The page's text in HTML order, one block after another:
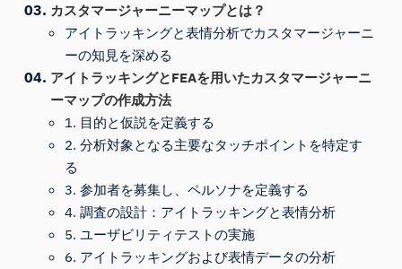
カスタマージャーニーマップとは？
アイトラッキングと表情分析でカスタマージャーニ
ーの知見を深める
アイトラッキングとFEAを用いたカスタマージャーニ
ーマップの作成方法
1. 目的と仮説を定義する
2. 分析対象となる主要なタッチポイントを特定す
る
3. 参加者を募集し、ペルソナを定義する
4. 調査の設計：アイトラッキングと表情分析
5. ユーザビリティテストの実施
6. アイトラッキングおよび表情データの分析